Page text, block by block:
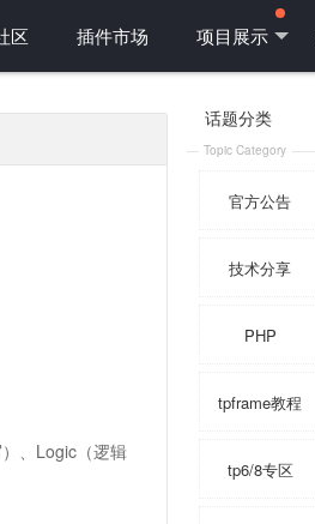
区 插件市场 项目展示
、Logic（逻辑
话题分类
Topic Category
官方公告
技术分享
PHP
tpframe教程
tp6/8专区